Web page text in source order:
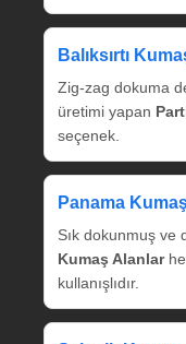
Balıksırtı
Zig‑zag dokuma
üretimi yapan
seçenek.
Panama
Sık dokunmuş ve
Kumaş Alanlar
kullanışlıdır.